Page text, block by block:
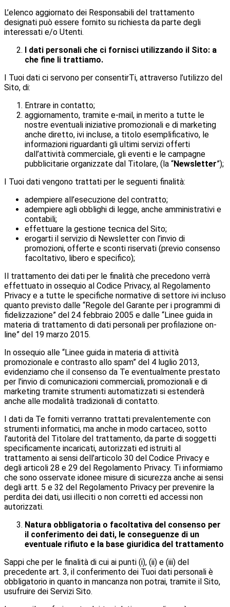
L’elenco aggiornato dei Responsabili del trattamento
designati può essere fornito su richiesta da parte degli
interessati e/o Utenti.
I dati personali che ci fornisci utilizzando il Sito: a
che fine li trattiamo.
I Tuoi dati ci servono per consentirTi, attraverso l’utilizzo del
Sito, di:
Entrare in contatto;
aggiornamento, tramite e-mail, in merito a tutte le
nostre eventuali iniziative promozionali e di marketing
anche diretto, ivi incluse, a titolo esemplificativo, le
informazioni riguardanti gli ultimi servizi offerti
dall’attività commerciale, gli eventi e le campagne
pubblicitarie organizzate dal Titolare, (la “Newsletter”);
I Tuoi dati vengono trattati per le seguenti finalità:
adempiere all’esecuzione del contratto;
adempiere agli obblighi di legge, anche amministrativi e
contabili;
effettuare la gestione tecnica del Sito;
erogarti il servizio di Newsletter con l’invio di
promozioni, offerte e sconti riservati (previo consenso
facoltativo, libero e specifico);
Il trattamento dei dati per le finalità che precedono verrà
effettuato in ossequio al Codice Privacy, al Regolamento
Privacy e a tutte le specifiche normative di settore ivi incluso
quanto previsto dalle “Regole del Garante per i programmi di
fidelizzazione” del 24 febbraio 2005 e dalle “Linee guida in
materia di trattamento di dati personali per profilazione on-
line” del 19 marzo 2015.
In ossequio alle “Linee guida in materia di attività
promozionale e contrasto allo spam” del 4 luglio 2013,
evidenziamo che il consenso da Te eventualmente prestato
per l'invio di comunicazioni commerciali, promozionali e di
marketing tramite strumenti automatizzati si estenderà
anche alle modalità tradizionali di contatto.
I dati da Te forniti verranno trattati prevalentemente con
strumenti informatici, ma anche in modo cartaceo, sotto
l’autorità del Titolare del trattamento, da parte di soggetti
specificamente incaricati, autorizzati ed istruiti al
trattamento ai sensi dell’articolo 30 del Codice Privacy e
degli articoli 28 e 29 del Regolamento Privacy. Ti informiamo
che sono osservate idonee misure di sicurezza anche ai sensi
degli artt. 5 e 32 del Regolamento Privacy per prevenire la
perdita dei dati, usi illeciti o non corretti ed accessi non
autorizzati.
Natura obbligatoria o facoltativa del consenso per
il conferimento dei dati, le conseguenze di un
eventuale rifiuto e la base giuridica del trattamento
Sappi che per le finalità di cui ai punti (i), (ii) e (iii) del
precedente art. 3, il conferimento dei Tuoi dati personali è
obbligatorio in quanto in mancanza non potrai, tramite il Sito,
usufruire dei Servizi Sito.